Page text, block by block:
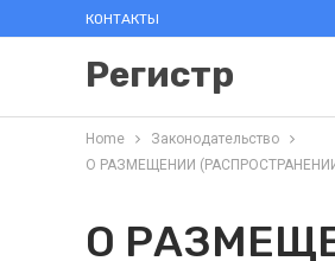
КОНТАКТЫ
Регистр
Home
Законодательство
О РАЗМЕЩЕНИИ
О